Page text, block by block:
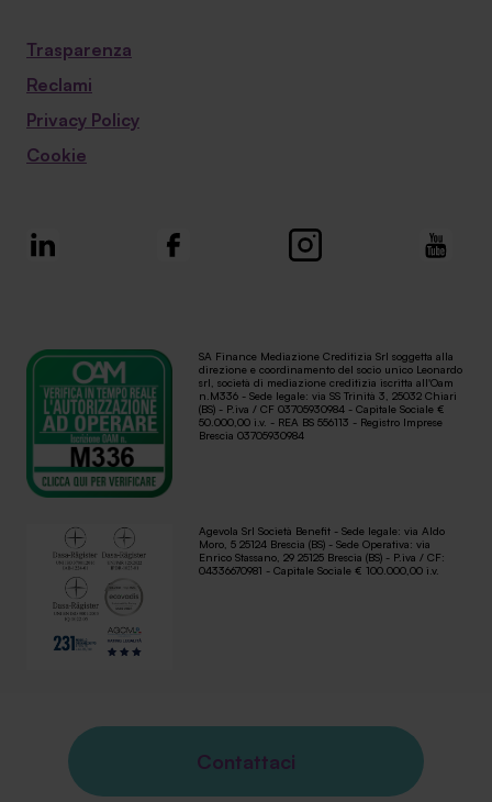
Trasparenza
Reclami
Privacy Policy
Cookie
SA Finance Mediazione Creditizia Srl soggetta alla
direzione e coordinamento del socio unico Leonardo
srl, società di mediazione creditizia iscritta all'Oam
n.M336 - Sede legale: via SS Trinità 3, 25032 Chiari
(BS) - P.iva / CF 03705930984 - Capitale Sociale €
50.000,00 i.v. - REA BS 556113 - Registro Imprese
Brescia 03705930984
Agevola Srl Società Benefit - Sede legale: via Aldo
Moro, 5 25124 Brescia (BS) - Sede Operativa: via
Enrico Stassano, 29 25125 Brescia (BS) - P.iva / CF:
04336670981 - Capitale Sociale € 100.000,00 i.v.
Contattaci